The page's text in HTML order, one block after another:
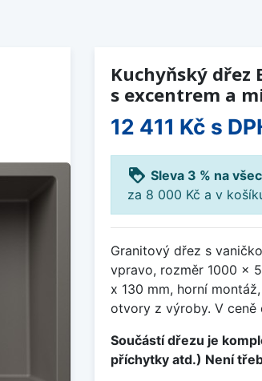
Kuchyňský dřez
s excentrem a
12 411 Kč s
loyalty Sleva 3 % na
za 8 000 Kč a v
Granitový dřez s
vpravo, rozměr 1000 x
x 130 mm, horní
otvory z výroby. V ceně
Součástí dřezu je
příchytky atd.) Není